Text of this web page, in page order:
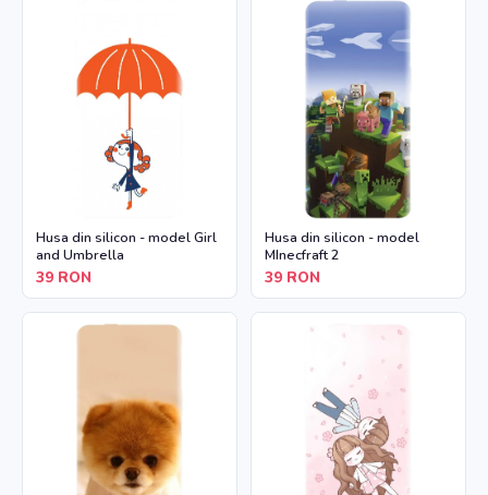
Husa din silicon - model Girl
and Umbrella
39 RON
Husa din silicon - model
MInecfraft 2
39 RON